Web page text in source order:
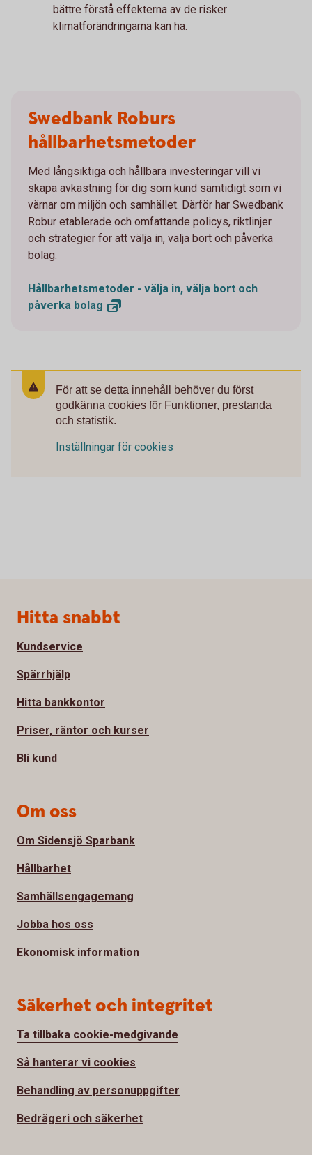
bättre förstå effekterna av de risker
klimatförändringarna kan ha.
Swedbank Roburs
hållbarhetsmetoder
Med långsiktiga och hållbara investeringar vill vi
skapa avkastning för dig som kund samtidigt som vi
värnar om miljön och samhället. Därför har Swedbank
Robur etablerade och omfattande policys, riktlinjer
och strategier för att välja in, välja bort och påverka
bolag.
Hållbarhetsmetoder - välja in, välja bort och
påverka bolag
För att se detta innehåll behöver du först
godkänna cookies för Funktioner, prestanda
och statistik.
Inställningar för cookies
Sidfot
Hitta snabbt
Kundservice
Spärrhjälp
Hitta bankkontor
Priser, räntor och kurser
Bli kund
Om oss
Om Sidensjö Sparbank
Hållbarhet
Samhällsengagemang
Jobba hos oss
Ekonomisk information
Säkerhet och integritet
Ta tillbaka cookie-medgivande
Så hanterar vi cookies
Behandling av personuppgifter
Bedrägeri och säkerhet